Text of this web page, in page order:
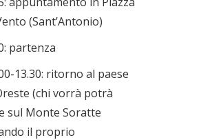
(Sant’Antonio)
partenza
13.30: ritorno al paese
(chi vorrà potrà
sul Monte Soratte
il proprio